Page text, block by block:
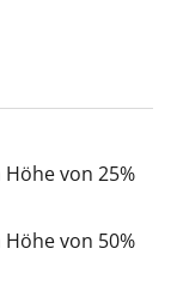
von 25%
von 50%